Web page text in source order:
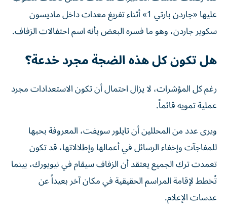
عليها «جاردن بارتي 1» أثناء تفريغ معدات داخل ماديسون
سكوير جاردن، وهو ما فسره البعض بأنه اسم احتفالات الزفاف.
هل تكون كل هذه الضجة مجرد خدعة؟
رغم كل المؤشرات، لا يزال احتمال أن تكون الاستعدادات مجرد
عملية تمويه قائماً.
ويرى عدد من المحللين أن تايلور سويفت، المعروفة بحبها
للمفاجآت وإخفاء الرسائل في أعمالها وإطلالاتها، قد تكون
تعمدت ترك الجميع يعتقد أن الزفاف سيقام في نيويورك، بينما
تُخطط لإقامة المراسم الحقيقية في مكان آخر بعيداً عن
عدسات الإعلام.